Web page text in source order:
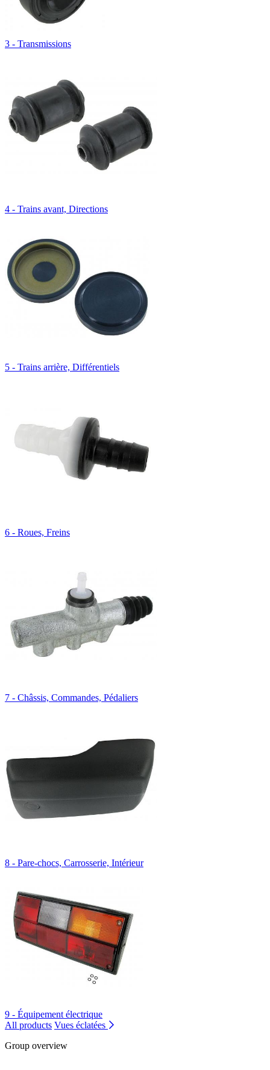
3 - Transmissions
4 - Trains avant, Directions
5 - Trains arrière, Différentiels
6 - Roues, Freins
7 - Châssis, Commandes, Pédaliers
8 - Pare-chocs, Carrosserie, Intérieur
9 - Équipement électrique
All products Vues éclatées
Group overview